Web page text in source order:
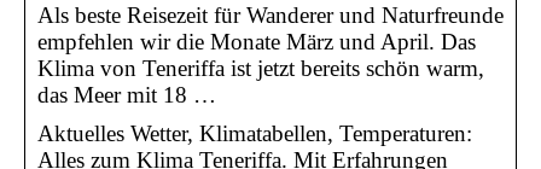
Als beste Reisezeit für Wanderer und Naturfreunde
empfehlen wir die Monate März und April. Das
Klima von Teneriffa ist jetzt bereits schön warm,
das Meer mit 18 …
Aktuelles Wetter, Klimatabellen, Temperaturen:
Alles zum Klima Teneriffa. Mit Erfahrungen